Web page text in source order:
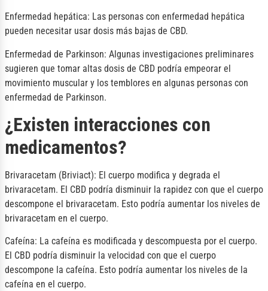
Enfermedad hepática: Las personas con enfermedad hepática
pueden necesitar usar dosis más bajas de CBD.
Enfermedad de Parkinson: Algunas investigaciones preliminares
sugieren que tomar altas dosis de CBD podría empeorar el
movimiento muscular y los temblores en algunas personas con
enfermedad de Parkinson.
¿Existen interacciones con
medicamentos?
Brivaracetam (Briviact): El cuerpo modifica y degrada el
brivaracetam. El CBD podría disminuir la rapidez con que el cuerpo
descompone el brivaracetam. Esto podría aumentar los niveles de
brivaracetam en el cuerpo.
Cafeína: La cafeína es modificada y descompuesta por el cuerpo.
El CBD podría disminuir la velocidad con que el cuerpo
descompone la cafeína. Esto podría aumentar los niveles de la
cafeína en el cuerpo.